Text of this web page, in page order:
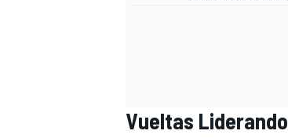
Vueltas Liderando